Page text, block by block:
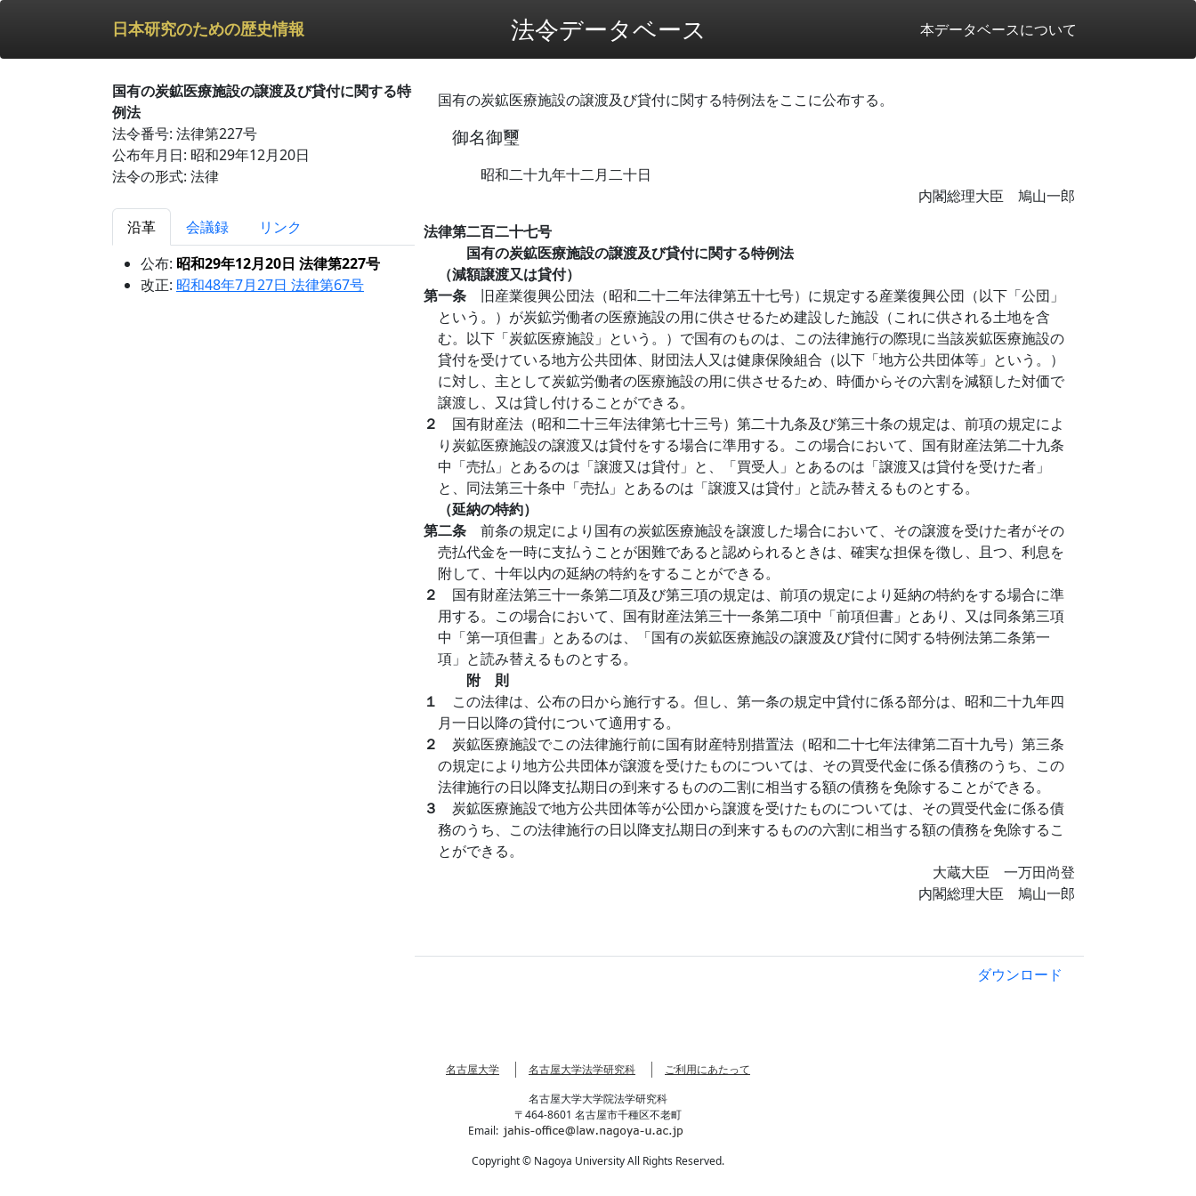
日本研究のための歴史情報 法令データベース 本データベースについて
国有の炭鉱医療施設の譲渡及び貸付に関する特
例法
法令番号: 法律第227号
公布年月日: 昭和29年12月20日
法令の形式: 法律
沿革 会議録
リンク
公布: 昭和29年12月20日 法律第227号
改正: 昭和48年7月27日 法律第67号
国有の炭鉱医療施設の譲渡及び貸付に関する特例法をここに公布する。
御名御璽
昭和二十九年十二月二十日
内閣総理大臣 鳩山一郎
法律第二百二十七号
国有の炭鉱医療施設の譲渡及び貸付に関する特例法
（減額譲渡又は貸付）
第一条 旧産業復興公団法（昭和二十二年法律第五十七号）に規定する産業復興公団（以下「公団」
という。）が炭鉱労働者の医療施設の用に供させるため建設した施設（これに供される土地を含
む。以下「炭鉱医療施設」という。）で国有のものは、この法律施行の際現に当該炭鉱医療施設の
貸付を受けている地方公共団体、財団法人又は健康保険組合（以下「地方公共団体等」という。）
に対し、主として炭鉱労働者の医療施設の用に供させるため、時価からその六割を減額した対価で
譲渡し、又は貸し付けることができる。
２ 国有財産法（昭和二十三年法律第七十三号）第二十九条及び第三十条の規定は、前項の規定によ
り炭鉱医療施設の譲渡又は貸付をする場合に準用する。この場合において、国有財産法第二十九条
中「売払」とあるのは「譲渡又は貸付」と、「買受人」とあるのは「譲渡又は貸付を受けた者」
と、同法第三十条中「売払」とあるのは「譲渡又は貸付」と読み替えるものとする。
（延納の特約）
第二条 前条の規定により国有の炭鉱医療施設を譲渡した場合において、その譲渡を受けた者がその
売払代金を一時に支払うことが困難であると認められるときは、確実な担保を徴し、且つ、利息を
附して、十年以内の延納の特約をすることができる。
２ 国有財産法第三十一条第二項及び第三項の規定は、前項の規定により延納の特約をする場合に準
用する。この場合において、国有財産法第三十一条第二項中「前項但書」とあり、又は同条第三項
中「第一項但書」とあるのは、「国有の炭鉱医療施設の譲渡及び貸付に関する特例法第二条第一
項」と読み替えるものとする。
附 則
１ この法律は、公布の日から施行する。但し、第一条の規定中貸付に係る部分は、昭和二十九年四
月一日以降の貸付について適用する。
２ 炭鉱医療施設でこの法律施行前に国有財産特別措置法（昭和二十七年法律第二百十九号）第三条
の規定により地方公共団体が譲渡を受けたものについては、その買受代金に係る債務のうち、この
法律施行の日以降支払期日の到来するものの二割に相当する額の債務を免除することができる。
３ 炭鉱医療施設で地方公共団体等が公団から譲渡を受けたものについては、その買受代金に係る債
務のうち、この法律施行の日以降支払期日の到来するものの六割に相当する額の債務を免除するこ
とができる。
大蔵大臣 一万田尚登
内閣総理大臣 鳩山一郎
ダウンロード
名古屋大学 名古屋大学法学研究科
ご利用にあたって
名古屋大学大学院法学研究科
〒464-8601 名古屋市千種区不老町
Email:
Copyright © Nagoya University All Rights Reserved.